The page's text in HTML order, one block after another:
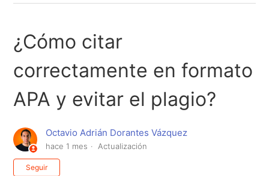
¿Cómo citar
correctamente en formato
APA y evitar el plagio?
Octavio Adrián Dorantes Vázquez
hace 1 mes Actualización
Seguir